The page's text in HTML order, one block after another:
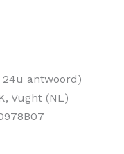
24u antwoord)
Vught (NL)